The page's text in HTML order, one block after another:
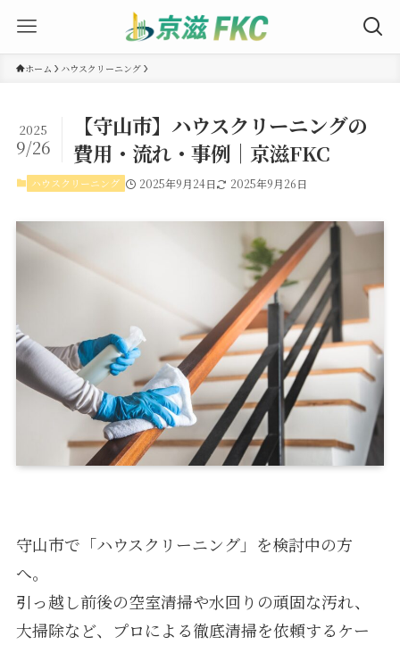
ホーム ハウスクリーニング
【守山市】ハウスクリーニングの
費用・流れ・事例｜京滋FKC
2025
9/26
ハウスクリーニング 2025年9月24日 2025年9月26日
守山市で「ハウスクリーニング」を検討中の方
へ。
引っ越し前後の空室清掃や水回りの頑固な汚れ、
大掃除など、プロによる徹底清掃を依頼するケー